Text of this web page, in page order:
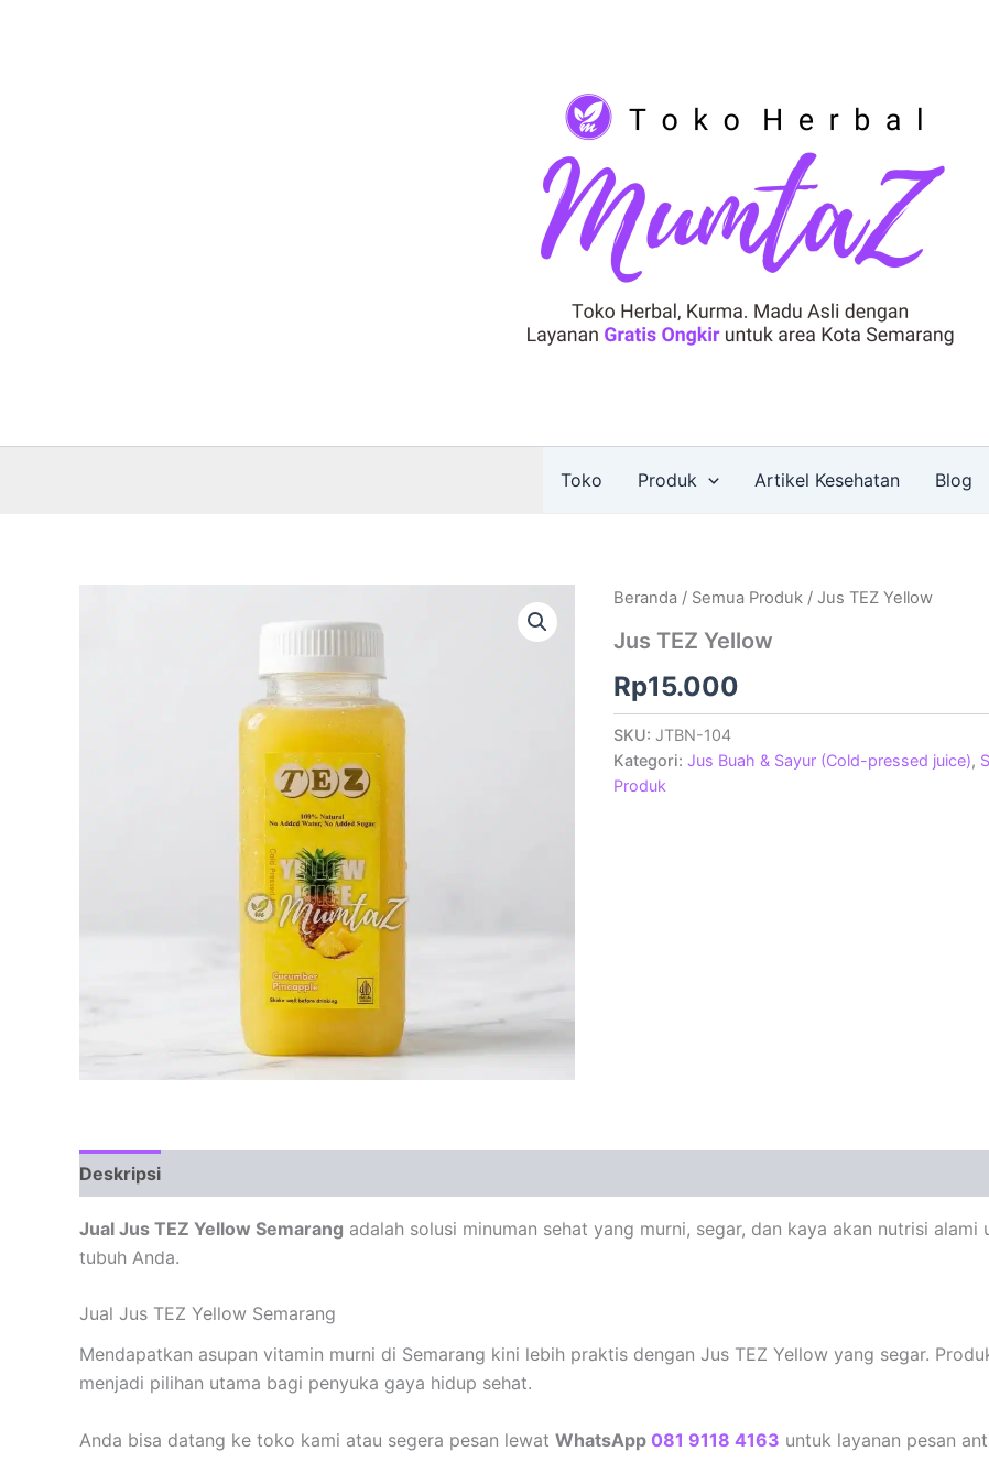
Toko Produk Artikel Kesehatan Blog
Beranda / Semua Produk / Jus TEZ Yellow
Jus TEZ Yellow
Rp15.000
SKU:JTBN-104
Kategori:Jus Buah & Sayur (Cold-pressed juice),
Produk
Deskripsi
Jual Jus TEZ Yellow Semarang adalah solusi minuman sehat yang murni, segar, dan kaya akan nutrisi alami
tubuh Anda.
Jual Jus TEZ Yellow Semarang
Mendapatkan asupan vitamin murni di Semarang kini lebih praktis dengan Jus TEZ Yellow yang segar.
menjadi pilihan utama bagi penyuka gaya hidup sehat.
Anda bisa datang ke toko kami atau segera pesan lewat WhatsApp 081 9118 4163 untuk layanan pesan